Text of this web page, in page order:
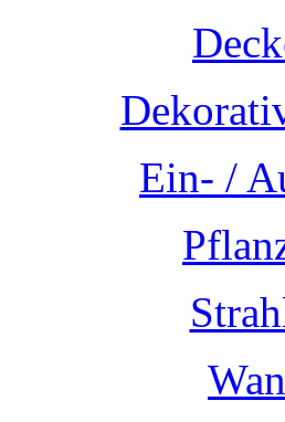
Ein- /